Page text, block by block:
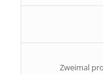
Zweimal